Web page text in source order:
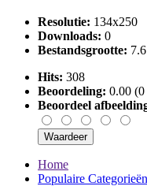
Resolutie: 134x250
Downloads: 0
Bestandsgrootte:
Hits: 308
Beoordeling: 0.00 (0
Beoordeel
Home
Populaire Categorieën